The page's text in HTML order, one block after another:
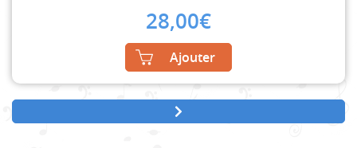
28,00€
Ajouter